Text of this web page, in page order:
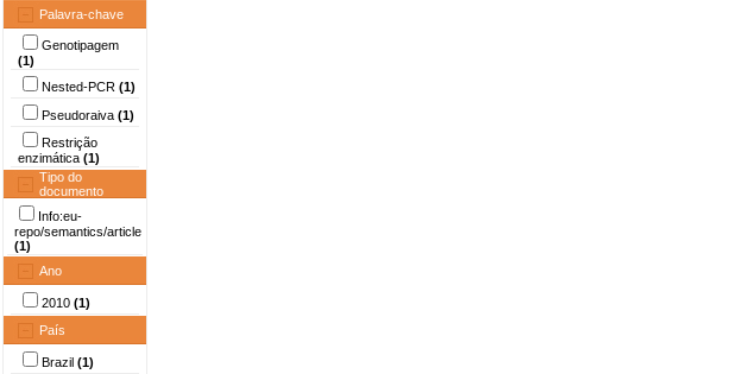
Palavra-chave
Genotipagem
(1)
Nested-PCR (1)
Pseudoraiva (1)
Restrição
enzimática (1)
Tipo do
documento
Info:eu-
repo/semantics/article
(1)
Ano
2010 (1)
País
Brazil (1)